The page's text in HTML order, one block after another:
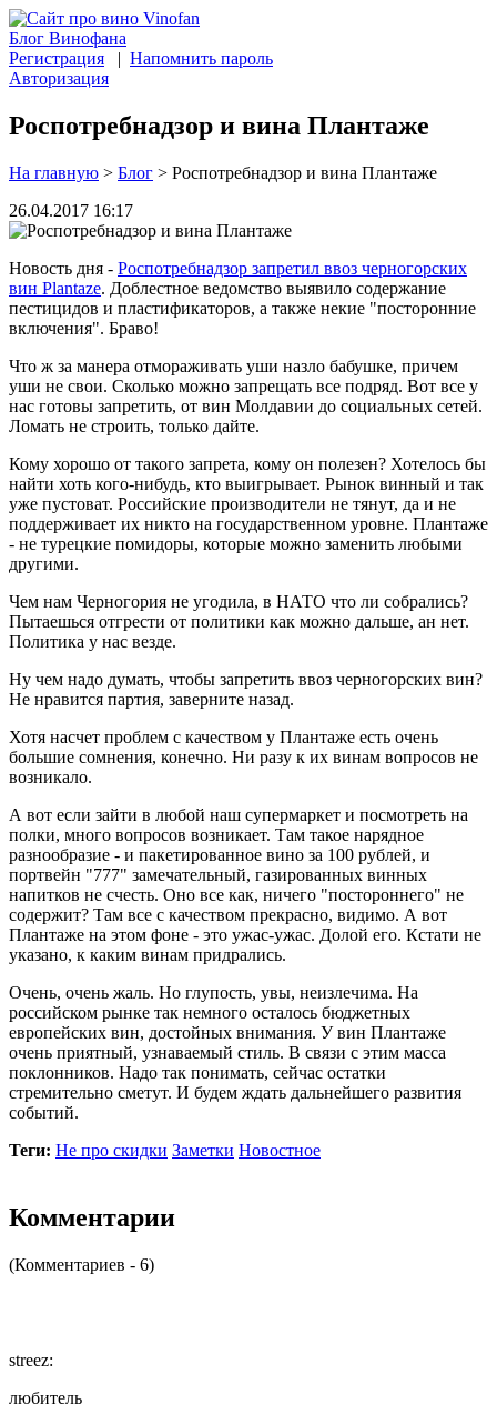
Блог Винофана
Регистрация | Напомнить пароль
Авторизация
Роспотребнадзор и вина Плантаже
На главную > Блог > Роспотребнадзор и вина Плантаже
26.04.2017 16:17
Новость дня - Роспотребнадзор запретил ввоз черногорских
вин Plantaze. Доблестное ведомство выявило содержание
пестицидов и пластификаторов, а также некие "посторонние
включения". Браво!
Что ж за манера отмораживать уши назло бабушке, причем
уши не свои. Сколько можно запрещать все подряд. Вот все у
нас готовы запретить, от вин Молдавии до социальных сетей.
Ломать не строить, только дайте.
Кому хорошо от такого запрета, кому он полезен? Хотелось бы
найти хоть кого-нибудь, кто выигрывает. Рынок винный и так
уже пустоват. Российские производители не тянут, да и не
поддерживает их никто на государственном уровне. Плантаже
- не турецкие помидоры, которые можно заменить любыми
другими.
Чем нам Черногория не угодила, в НАТО что ли собрались?
Пытаешься отгрести от политики как можно дальше, ан нет.
Политика у нас везде.
Ну чем надо думать, чтобы запретить ввоз черногорских вин?
Не нравится партия, заверните назад.
Хотя насчет проблем с качеством у Плантаже есть очень
большие сомнения, конечно. Ни разу к их винам вопросов не
возникало.
А вот если зайти в любой наш супермаркет и посмотреть на
полки, много вопросов возникает. Там такое нарядное
разнообразие - и пакетированное вино за 100 рублей, и
портвейн "777" замечательный, газированных винных
напитков не счесть. Оно все как, ничего "постороннего" не
содержит? Там все с качеством прекрасно, видимо. А вот
Плантаже на этом фоне - это ужас-ужас. Долой его. Кстати не
указано, к каким винам придрались.
Очень, очень жаль. Но глупость, увы, неизлечима. На
российском рынке так немного осталось бюджетных
европейских вин, достойных внимания. У вин Плантаже
очень приятный, узнаваемый стиль. В связи с этим масса
поклонников. Надо так понимать, сейчас остатки
стремительно сметут. И будем ждать дальнейшего развития
событий.
Теги: Не про скидки Заметки Новостное
Комментарии
(Комментариев - 6)
streez:
любитель